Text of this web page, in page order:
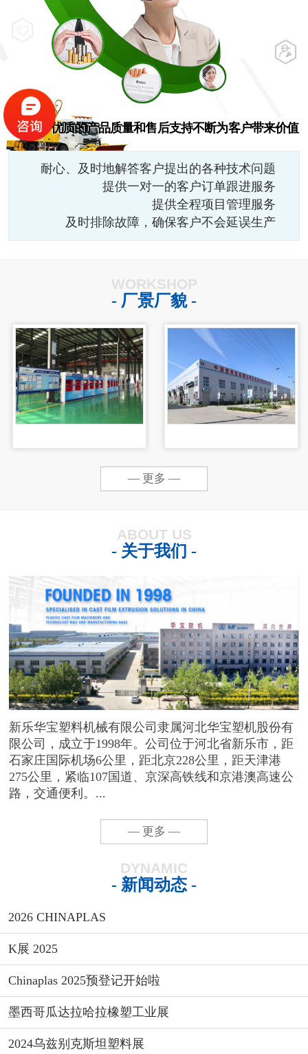
优质的产品质量和售后支持不断为客户带来价值
耐心、及时地解答客户提出的各种技术问题
提供一对一的客户订单跟进服务
提供全程项目管理服务
及时排除故障，确保客户不会延误生产
WORKSHOP
- 厂景厂貌 -
— 更多 —
ABOUT US
- 关于我们 -
新乐华宝塑料机械有限公司隶属河北华宝塑机股份有
限公司，成立于1998年。公司位于河北省新乐市，距
石家庄国际机场6公里，距北京228公里，距天津港
275公里，紧临107国道、京深高铁线和京港澳高速公
路，交通便利。...
— 更多 —
DYNAMIC
- 新闻动态 -
2026 CHINAPLAS
K展 2025
Chinaplas 2025预登记开始啦
墨西哥瓜达拉哈拉橡塑工业展
2024乌兹别克斯坦塑料展